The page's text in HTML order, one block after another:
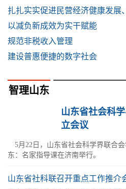
扎扎实实促进民营经济健康发展
以减负新成效为实干赋能
规范非税收入管理
建设普惠便捷的数字社会
智理山东
山东省社会科
立会议
5月22日，山东省社会科学界联合
东：名家指导课在济南举行。
山东省社科联召开重点工作推介